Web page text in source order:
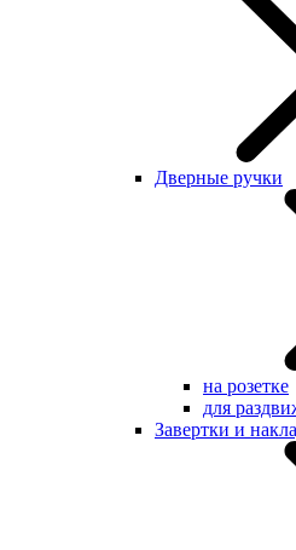
Дверные ручки
на розетке
для
Завертки и